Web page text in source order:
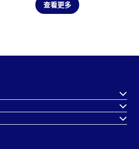
致了水泡呢？
查看更多